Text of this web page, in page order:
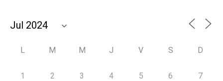
L M M J V S D
1 2 3 4 5 6 7